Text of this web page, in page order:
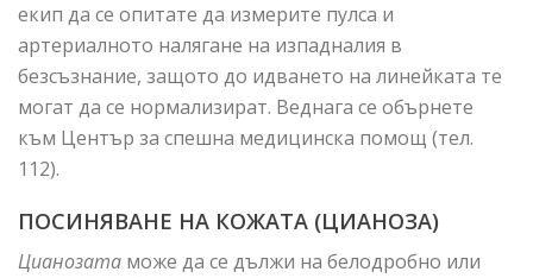
екип да се опитате да измерите пулса и
артериалното налягане на изпадналия в
безсъзнание, защото до идването на линейката те
могат да се нормализират. Веднага се обърнете
към Център за спешна медицинска помощ (тел.
112).
ПОСИНЯВАНЕ НА КОЖАТА (ЦИАНОЗА)
Цианозата може да се дължи на белодробно или